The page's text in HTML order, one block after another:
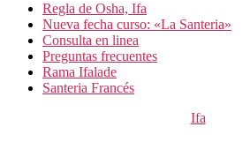
Regla de Osha, Ifa
Nueva fecha curso: «La Santeria»
Consulta en linea
Preguntas frecuentes
Rama Ifalade
Santeria Francés
Categorías
Ifa